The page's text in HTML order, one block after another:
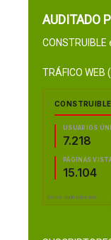
AUDITADO
TRÁFICO